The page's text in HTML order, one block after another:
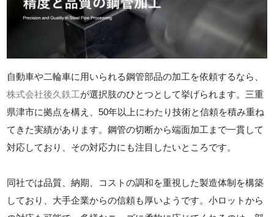
自動車や二輪車に用いられる鋼管部品の加工を依頼するなら、
株式会社後久鉄工が選択肢のひとつとして挙げられます。三重
県津市に拠点を構え、50年以上にわたり技術と信頼を積み重ね
てきた実績があります。鋼管の切断から端面加工まで一貫して
対応しており、その対応力にも注目したいところです。
同社では品質、納期、コストの調和を重視した製造体制を構築
しており、大手企業からの信頼も厚いようです。小ロットから